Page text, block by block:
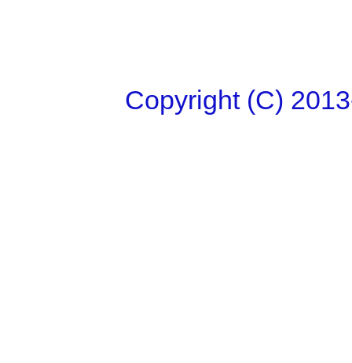
Copyright (C)